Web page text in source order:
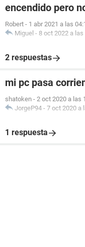
encendido pero
Robert - 1 abr 2021 a las
Miguel - 8 oct 2022 a las
2 respuestas
mi pc pasa
shatoken - 2 oct 2020 a las
JorgeP94 - 7 oct 2020 a
1 respuesta